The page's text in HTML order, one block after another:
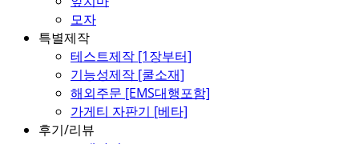
모자
특별제작
테스트제작 [1장부터]
기능성제작 [쿨소재]
해외주문 [EMS대행포함]
가게티 자판기 [베타]
후기/리뷰